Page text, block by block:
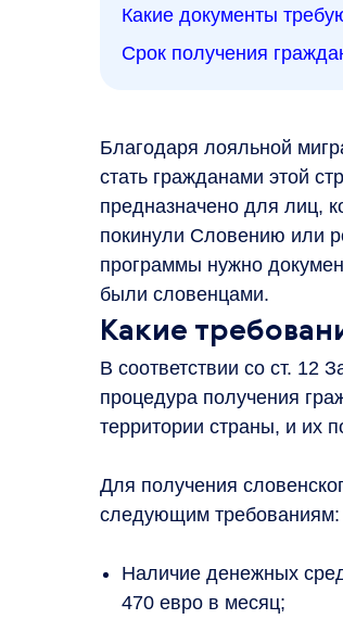
Какие документы
Срок получения
Благодаря лояльной
стать гражданами этой
предназначено для лиц,
покинули Словению или
программы нужно
были словенцами.
Какие
В соответствии со ст. 12
процедура получения
территории страны, и их
Для получения
следующим требованиям:
Наличие денежных
470 евро в месяц;